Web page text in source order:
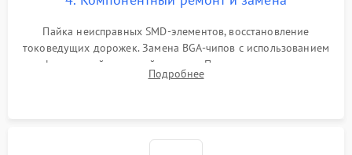
Пайка неисправных SMD-элементов, восстановление
токоведущих дорожек. Замена BGA-чипов с использованием
инфракрасной паяльной станции. Прошивка микросхемы
BIOS или замена поврежденных портов USB
Подробнее